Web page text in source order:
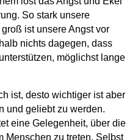
So stark unsere
ist unsere Angst vor
nichts dagegen, dass
möglichst lange
ist, desto wichtiger ist aber
und geliebt zu werden.
eine Gelegenheit, über die
Menschen zu treten. Selbst